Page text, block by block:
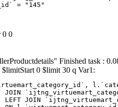
= "145"
0 0
Finished task :
0 $limit 30 q Var1: